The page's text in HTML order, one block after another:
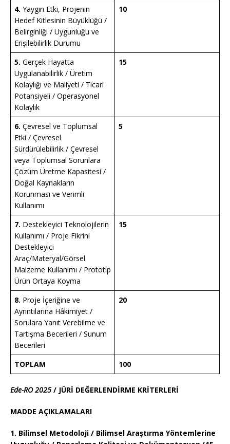
4. Yaygın Etki, Projenin
Hedef Kitlesinin Büyüklüğü /
Belirginliği / Uygunluğu ve
Erişilebilirlik Durumu
10
5. Gerçek Hayatta
Uygulanabilirlik / Üretim
Kolaylığı ve Maliyeti / Ticari
Potansiyeli / Operasyonel
Kolaylık
15
6. Çevresel ve Toplumsal
Etki / Çevresel
Sürdürülebilirlik / Çevresel
veya Toplumsal Sorunlara
Çözüm Üretme Kapasitesi /
Doğal Kaynakların
Korunması ve Verimli
Kullanımı
5
7. Destekleyici Teknolojilerin
Kullanımı / Proje Fikrini
Destekleyici
Araç/Materyal/Görsel
Malzeme Kullanımı / Prototip
Ürün Ortaya Koyma
15
8. Proje İçeriğine ve
Ayrıntılarına Hâkimiyet /
Sorulara Yanıt Verebilme ve
Tartışma Becerileri / Sunum
Becerileri
20
TOPLAM 100
Ede-RO 2025 / JÜRİ DEĞERLENDİRME KRİTERLERİ
MADDE AÇIKLAMALARI
1. Bilimsel Metodoloji / Bilimsel Araştırma Yöntemlerine